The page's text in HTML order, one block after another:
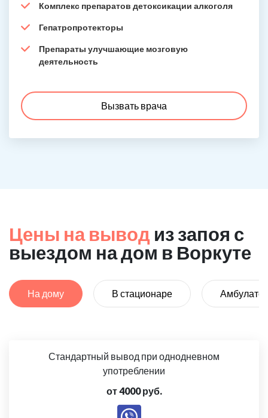
Комплекс препаратов детоксикации алкоголя
Гепатропротекторы
Препараты улучшающие мозговую
деятельность
Вызвать врача
Цены на вывод из запоя с
выездом на дом в Воркуте
На дому В стационаре
Стандартный вывод при однодневном
употреблении
от 4000 руб.